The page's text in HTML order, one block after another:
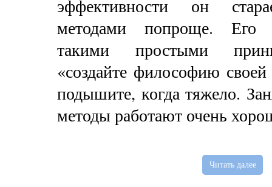
эффективности он
методами попроще. Его
такими простыми
«создайте философию
подышите, когда тяжело.
методы работают очень
Читать далее